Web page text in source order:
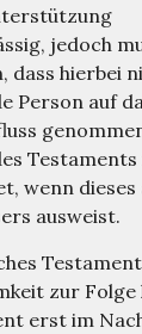
jedoch
dass hierbei
Person auf
wenn dieses
ausweist.
zur Folge
erst im